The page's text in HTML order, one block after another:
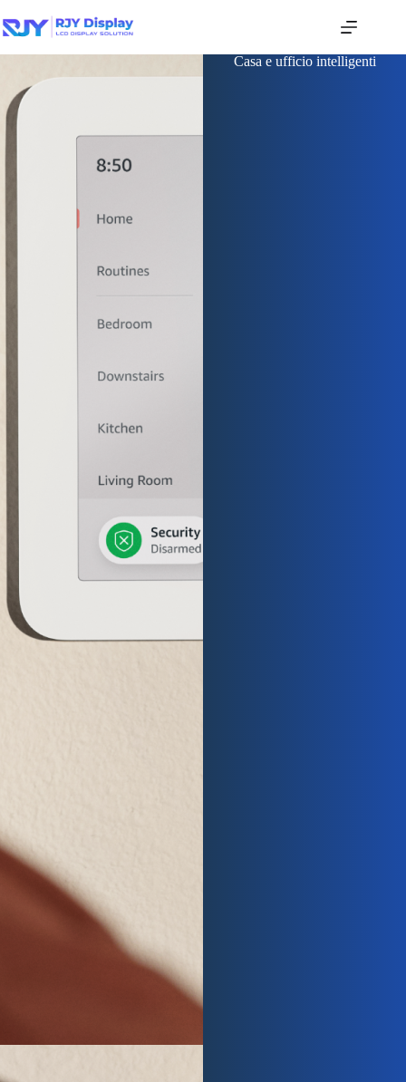
Casa e ufficio intelligenti